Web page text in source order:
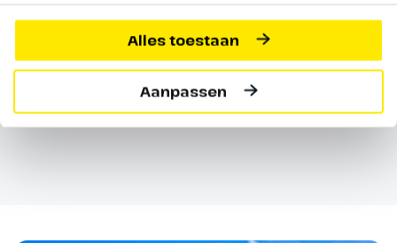
Alles toestaan
Aanpassen
We hebben zorgvuldig een fantastische reis voor
je samengesteld, die onder leiding van
deskundige Oad reisleiding wordt uitgevoerd.
Bekijk hier de reis